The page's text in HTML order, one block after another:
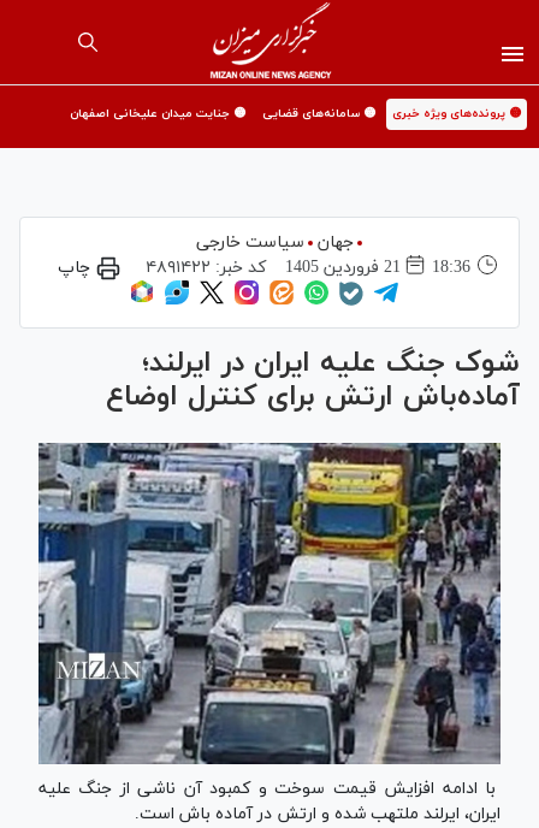
🟡 پرونده‌های ویژه خبری 🟡 سامانه‌های قضایی 🟡 جنایت میدان علیخانی اصفهان
جهان
سیاست خارجی
18:36
21 فروردين 1405 کد خبر: ۴۸۹۱۴۲۲ چاپ
شوک جنگ علیه ایران در ایرلند؛
آماده‌باش ارتش برای کنترل اوضاع
با ادامه افزایش قیمت سوخت و کمبود آن ناشی از جنگ علیه
ایران، ایرلند ملتهب شده و ارتش در آماده باش است.